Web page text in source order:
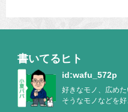
書いてるヒト
id:wafu_572p
好きなモノ、広め
そうなモノなどを好